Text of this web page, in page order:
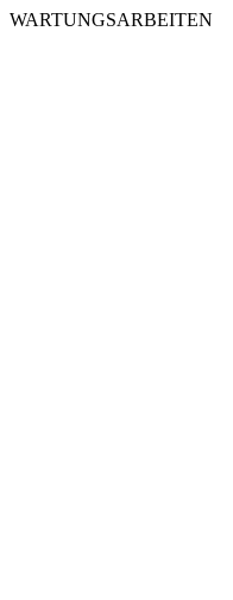
WARTUNGSARBEITEN